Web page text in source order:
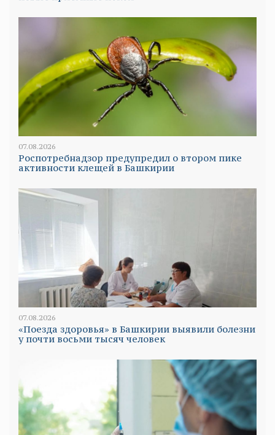
07.08.2026
Роспотребнадзор предупредил о втором пике
активности клещей в Башкирии
07.08.2026
«Поезда здоровья» в Башкирии выявили болезни
у почти восьми тысяч человек